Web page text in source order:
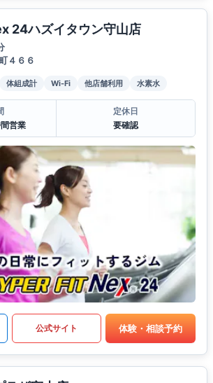
24ハズイタウン守山店
４６６
体組成計 Wi-Fi 他店舗利用 水素水
営業
定休日
要確認
公式サイト 体験・相談予約